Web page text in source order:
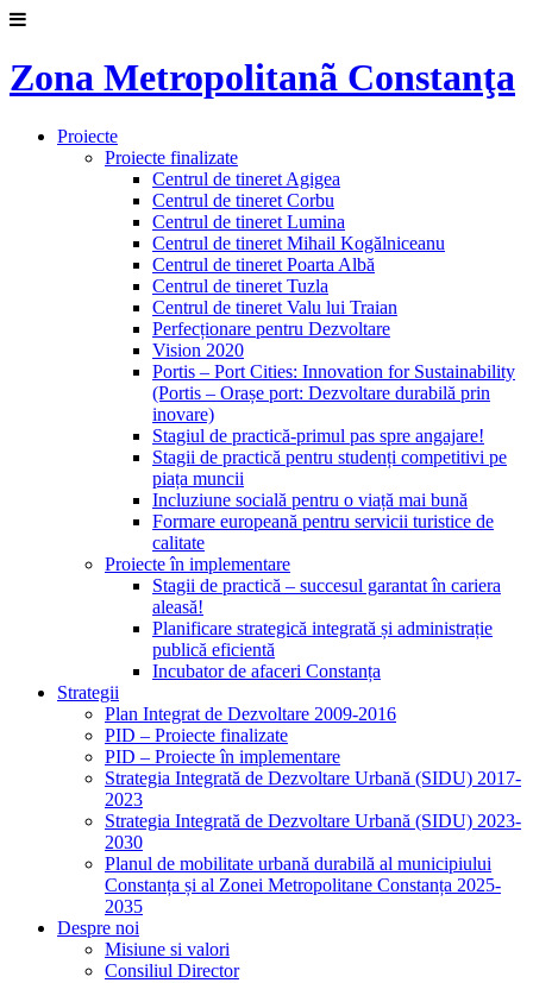
Zona Metropolitanã Constanţa
Proiecte
Proiecte finalizate
Centrul de tineret Agigea
Centrul de tineret Corbu
Centrul de tineret Lumina
Centrul de tineret Mihail Kogălniceanu
Centrul de tineret Poarta Albă
Centrul de tineret Tuzla
Centrul de tineret Valu lui Traian
Perfecționare pentru Dezvoltare
Vision 2020
Portis – Port Cities: Innovation for Sustainability
(Portis – Orașe port: Dezvoltare durabilă prin
inovare)
Stagiul de practică-primul pas spre angajare!
Stagii de practică pentru studenți competitivi pe
piața muncii
Incluziune socială pentru o viață mai bună
Formare europeană pentru servicii turistice de
calitate
Proiecte în implementare
Stagii de practică – succesul garantat în cariera
aleasă!
Planificare strategică integrată și administrație
publică eficientă
Incubator de afaceri Constanța
Strategii
Plan Integrat de Dezvoltare 2009-2016
PID – Proiecte finalizate
PID – Proiecte în implementare
Strategia Integrată de Dezvoltare Urbană (SIDU) 2017-
2023
Strategia Integrată de Dezvoltare Urbană (SIDU) 2023-
2030
Planul de mobilitate urbană durabilă al municipiului
Constanța și al Zonei Metropolitane Constanța 2025-
2035
Despre noi
Misiune si valori
Consiliul Director